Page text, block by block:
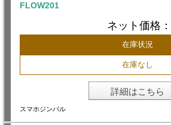
FLOW201
ネット価格：
在庫状況
在庫なし
詳細はこちら
スマホジンバル